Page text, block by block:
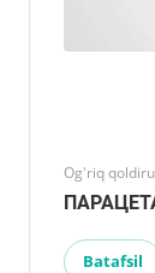
Og'riq
Batafsil